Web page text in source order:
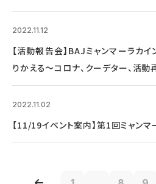
2022.11.12
【活動報告会】BAJミャンマーラカ
りかえる～コロナ、クーデター、活動
2022.11.02
【11/19イベント案内】第1回ミャン